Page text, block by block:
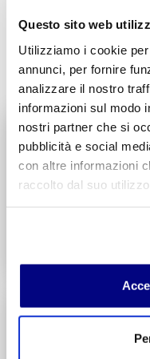
Questo sito web
Utilizziamo i cookie
annunci, per fornire
analizzare il nostro
informazioni sul modo
nostri partner che si
pubblicità e social
con altre informazioni
raccolto dal suo
INVIA COMMENTO
Liceo
Integr.
Integr.